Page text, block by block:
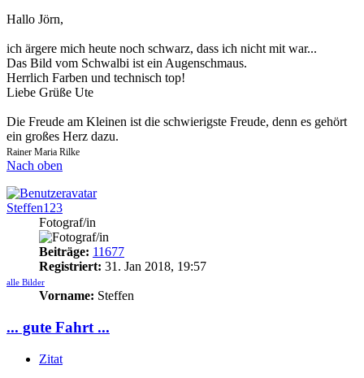
Hallo Jörn,
ich ärgere mich heute noch schwarz, dass ich nicht mit war...
Das Bild vom Schwalbi ist ein Augenschmaus.
Herrlich Farben und technisch top!
Liebe Grüße Ute
Die Freude am Kleinen ist die schwierigste Freude, denn es gehört
ein großes Herz dazu.
Rainer Maria Rilke
Nach oben
Steffen123
Fotograf/in
Beiträge: 11677
Registriert: 31. Jan 2018, 19:57
alle Bilder
Vorname: Steffen
... gute Fahrt ...
Zitat